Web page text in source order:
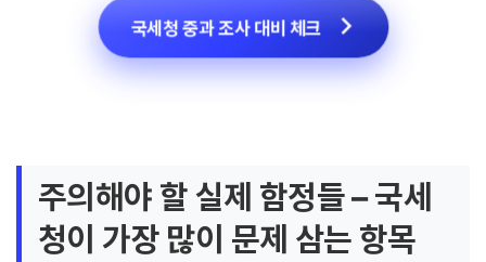
국세청 중과 조사 대비 체크
주의해야 할 실제 함정들 – 국세
청이 가장 많이 문제 삼는 항목